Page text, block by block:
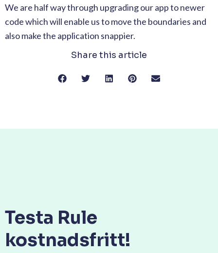
We are half way through upgrading our app to newer
code which will enable us to move the boundaries and
also make the application snappier.
Share this article
Testa Rule
kostnadsfritt!